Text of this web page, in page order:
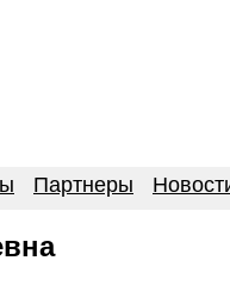
Партнеры